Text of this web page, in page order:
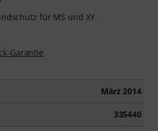
für MS und XY
Garantie
März 2014
335440